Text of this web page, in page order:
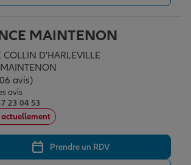
MAINTENON
COLLIN D'HARLEVILLE
de 4.7 sur 5
avis)
avis
23 04 53
actuellement
Prendre un RDV